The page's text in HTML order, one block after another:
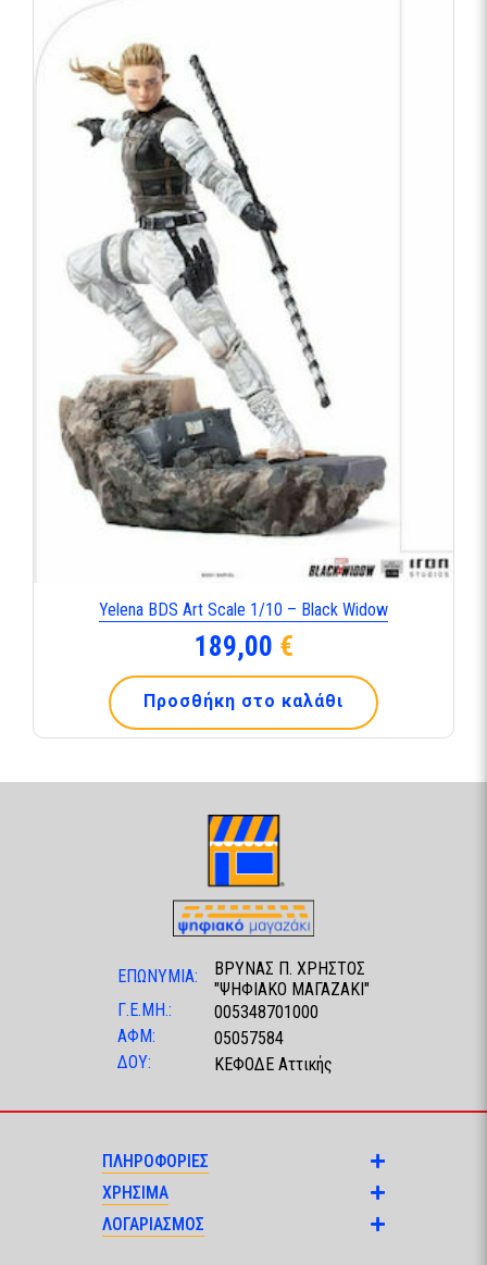
Yelena BDS Art Scale 1/10 – Black Widow
189,00 €
Προσθήκη στο καλάθι
ΕΠΩΝΥΜΙΑ:
ΒΡΥΝΑΣ Π. ΧΡΗΣΤΟΣ
"ΨΗΦΙΑΚΟ ΜΑΓΑΖΑΚΙ"
Γ.Ε.ΜΗ.:
005348701000
ΑΦΜ:
05057584
ΔΟΥ:
ΚΕΦΟΔΕ Αττικής
ΠΛΗΡΟΦΟΡΙΕΣ
ΧΡΗΣΙΜΑ
ΛΟΓΑΡΙΑΣΜΟΣ